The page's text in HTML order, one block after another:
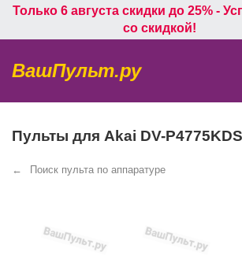
Только 6 августа скидки до 25% -
со скидкой!
ВашПульт.ру
Пульты для Akai DV-
Поиск пульта по аппаратуре